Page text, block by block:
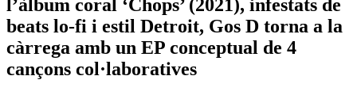
l’àlbum coral ‘Chops’ (2021), infestats de
beats lo-fi i estil Detroit, Gos D torna a la
càrrega amb un EP conceptual de 4
cançons col·laboratives